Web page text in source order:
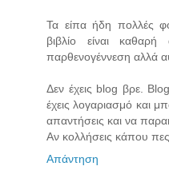
Τα είπα ήδη πολλές
βιβλίο είναι
παρθενογέννεση αλλά
Δεν έχεις blog βρε.
έχεις λογαριασμό και
απαντήσεις και να
Αν κολλήσεις κάπου
Απάντηση